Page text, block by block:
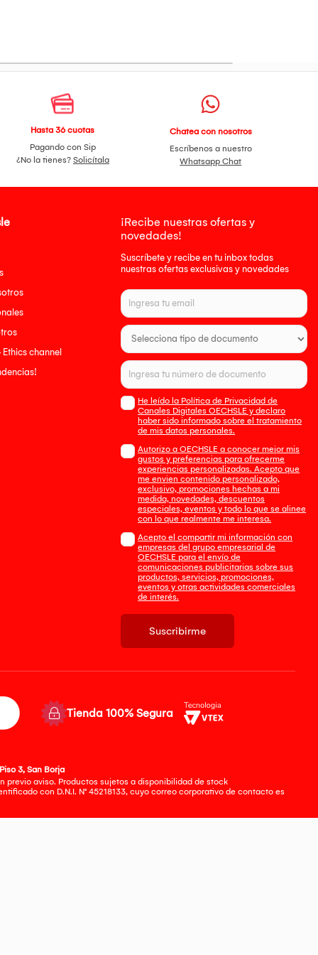
Hasta 36 cuotas
Pagando con Sip
¿No la tienes? Solicítala
Chatea con nosotros
Escríbenos a nuestro
Whatsapp Chat
channel
¡Recibe nuestras ofertas y
novedades!
Suscríbete y recibe en tu inbox todas
nuestras ofertas exclusivas y novedades
He leído la Política de Privacidad de
Canales Digitales OECHSLE y declaro
haber sido informado sobre el tratamiento
de mis datos personales.
Autorizo a OECHSLE a conocer mejor mis
gustos y preferencias para ofrecerme
experiencias personalizadas. Acepto que
me envien contenido personalizado,
exclusivo, promociones hechas a mi
medida, novedades, descuentos
especiales, eventos y todo lo que se alinee
con lo que realmente me interesa.
Acepto el compartir mi información con
empresas del grupo empresarial de
OECHSLE para el envío de
comunicaciones publicitarias sobre sus
productos, servicios, promociones,
eventos y otras actividades comerciales
de interés.
Suscribirme
Tienda 100% Segura
3, San Borja
previo aviso. Productos sujetos a disponibilidad de stock
con D.N.I. N° 45218133, cuyo correo corporativo de contacto es